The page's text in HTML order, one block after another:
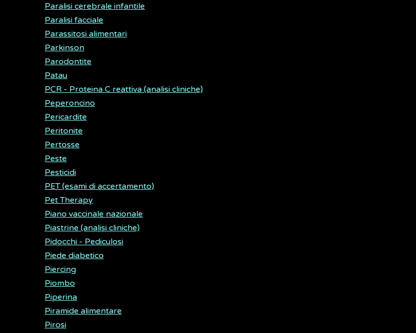
Paralisi cerebrale infantile
Paralisi facciale
Parassitosi alimentari
Parkinson
Parodontite
Patau
PCR - Proteina C reattiva (analisi cliniche)
Peperoncino
Pericardite
Peritonite
Pertosse
Peste
Pesticidi
PET (esami di accertamento)
Pet Therapy
Piano vaccinale nazionale
Piastrine (analisi cliniche)
Pidocchi - Pediculosi
Piede diabetico
Piercing
Piombo
Piperina
Piramide alimentare
Pirosi